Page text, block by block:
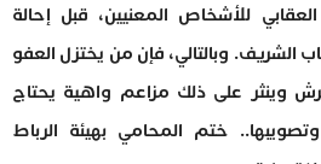
للأشخاص المعنيين، قبل إحالة
الشريف. وبالتالي، فإن من يختزل العفو
وينثر على ذلك مزاعم واهية يحتاج
ختم المحامي بهيئة الرباط